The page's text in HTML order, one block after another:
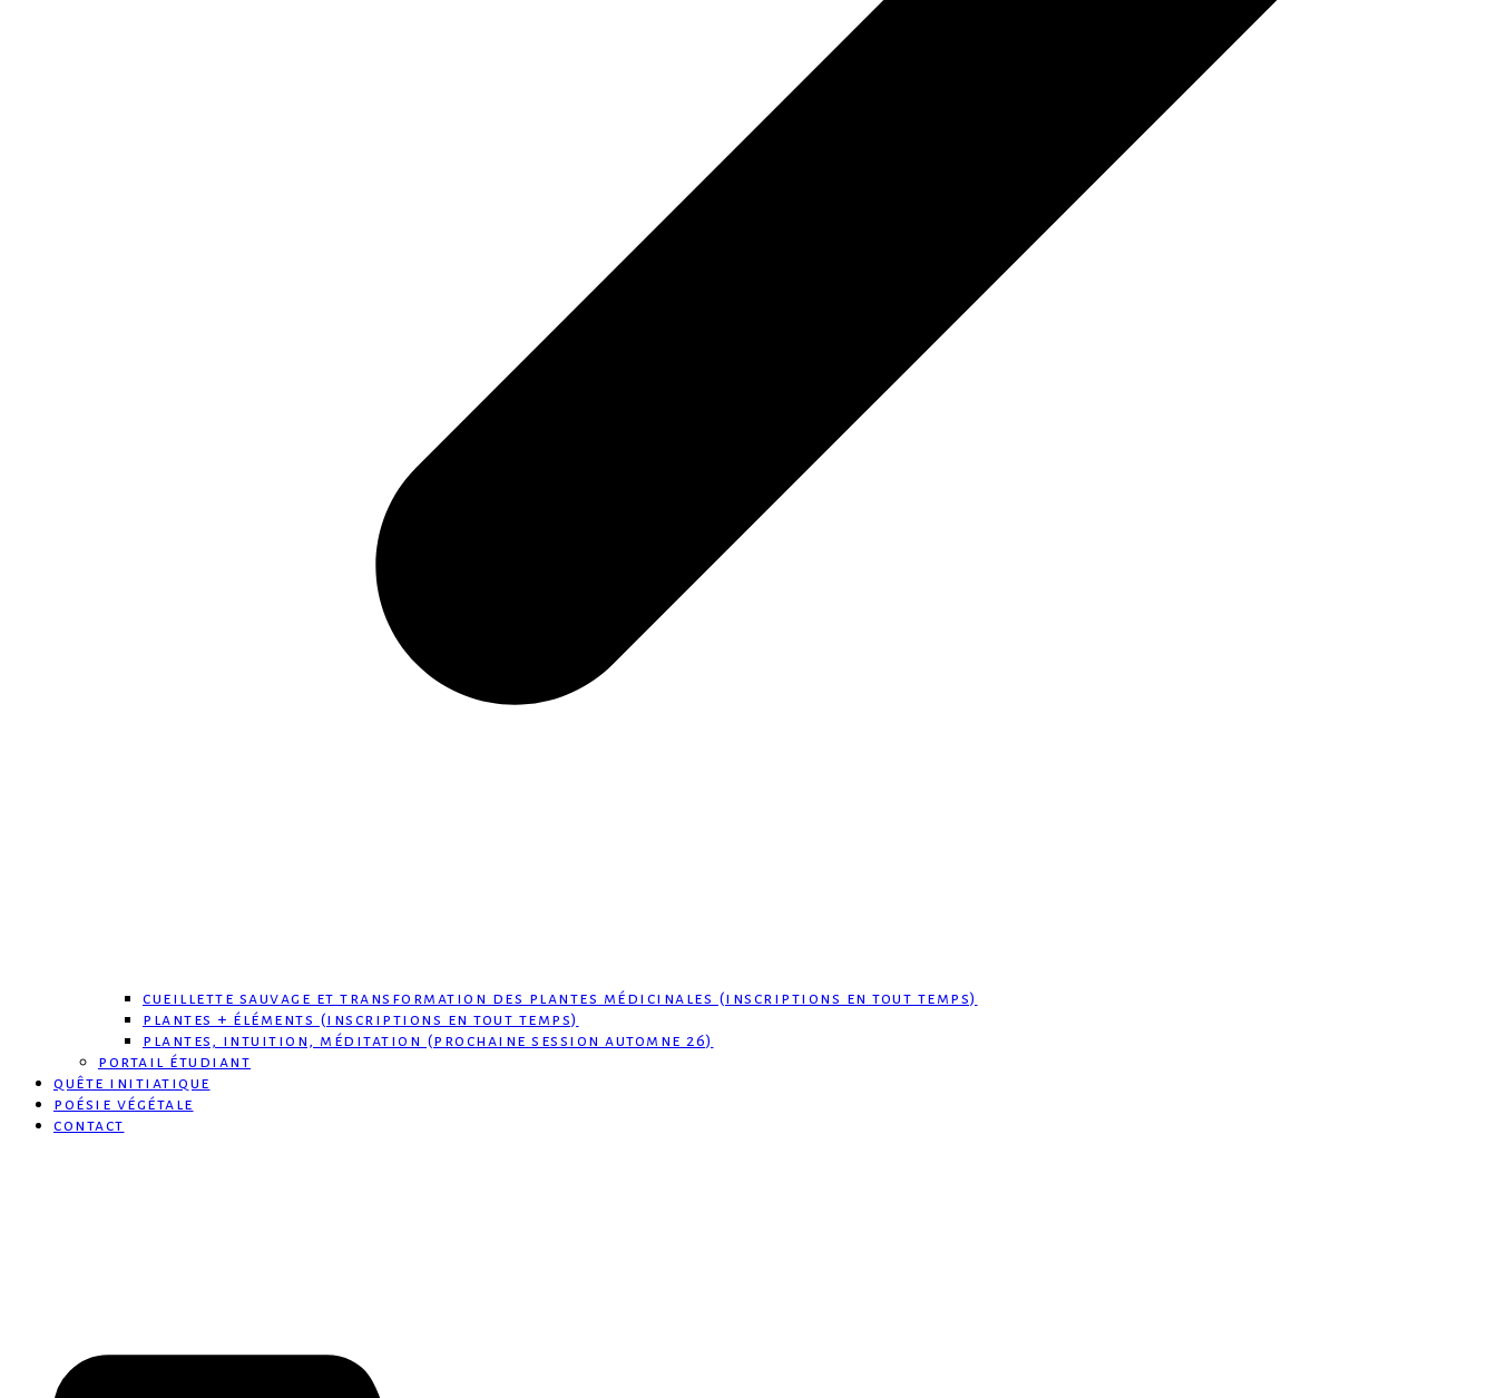
cueillette sauvage et transformation des plantes médicinales (inscriptions en tout temps)
plantes + éléments (inscriptions en tout temps)
plantes, intuition, méditation (prochaine session automne 26)
portail étudiant
quête initiatique
poésie végétale
contact